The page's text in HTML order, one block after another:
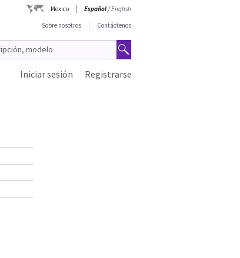
Mexico Español/English
Sobre nosotros
Contáctenos
Registrarse
Iniciar sesión